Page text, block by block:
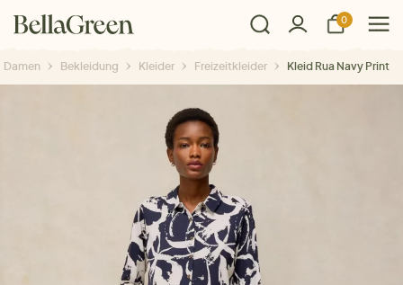
0
Damen Bekleidung Kleider Freizeitkleider Kleid Rua Navy Print